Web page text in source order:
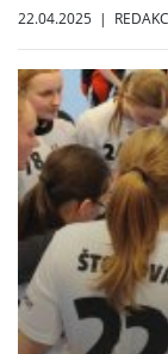
22.04.2025 |